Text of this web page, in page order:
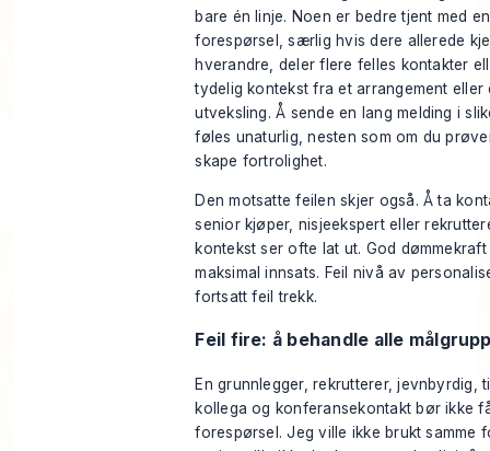
bare én linje. Noen er bedre tjent med
forespørsel, særlig hvis dere allerede
hverandre, deler flere felles kontakter
tydelig kontekst fra et arrangement eller
utveksling. Å sende en lang melding i
føles unaturlig, nesten som om du
skape fortrolighet.
Den motsatte feilen skjer også. Å ta
senior kjøper, nisjeekspert eller
kontekst ser ofte lat ut. God dømmekraft
maksimal innsats. Feil nivå av
fortsatt feil trekk.
Feil fire: å behandle alle
En grunnlegger, rekrutterer, jevnbyrdig,
kollega og konferansekontakt bør ikke
forespørsel. Jeg ville ikke brukt samme